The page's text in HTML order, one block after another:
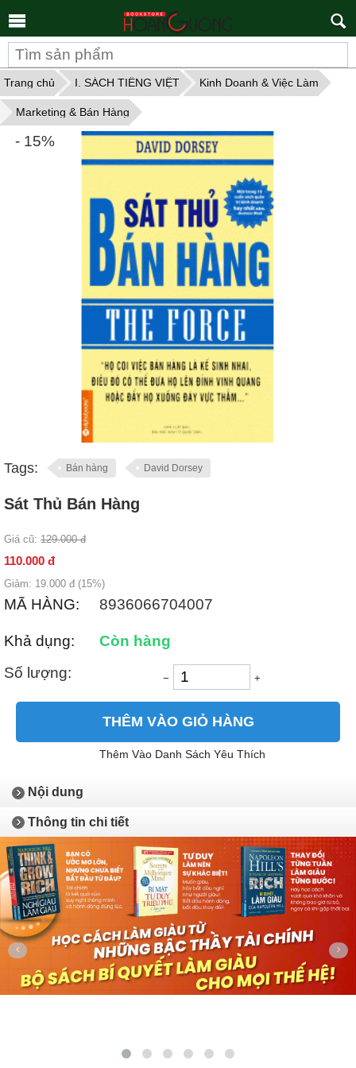
kiếm
Trang chủ I. SÁCH TIẾNG VIỆT Kinh Doanh & Việc Làm
Marketing & Bán Hàng
Tags: Bán hàng David Dorsey
- 15%
Sát Thủ Bán Hàng
Giá cũ: 129.000 đ
110.000 đ
Giảm: 19.000 đ (15%)
MÃ HÀNG: 8936066704007
Khả dụng:
Còn hàng
Số lượng:
− +
THÊM VÀO GIỎ HÀNG
Thêm Vào Danh Sách Yêu Thích
Nội dung
Thông tin chi tiết